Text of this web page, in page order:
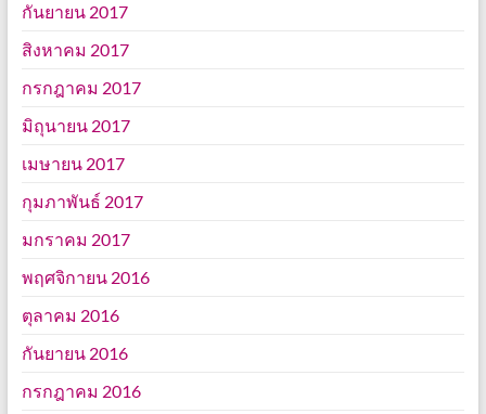
กันยายน 2017
สิงหาคม 2017
กรกฎาคม 2017
มิถุนายน 2017
เมษายน 2017
กุมภาพันธ์ 2017
มกราคม 2017
พฤศจิกายน 2016
ตุลาคม 2016
กันยายน 2016
กรกฎาคม 2016